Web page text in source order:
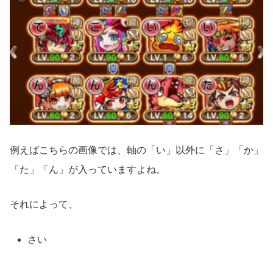
例えばこちらの画像では、軸の「い」以外に「さ」「か」
「た」「ん」が入っていますよね。
それによって、
さい